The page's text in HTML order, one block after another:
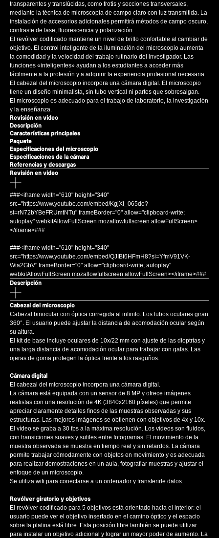
transparentes y translúcidas, como frotis y secciones transversales,
mediante la técnica de microscopía de campo claro con luz transmitida. La
instalación de accesorios adicionales permitirá métodos de campo oscuro,
contraste de fase, fluorescencia y polarización.
El revólver codificado mantiene un nivel de brillo confortable al cambiar de
objetivo. El control inteligente de la iluminación del microscopio aumenta
la comodidad y la velocidad del trabajo rutinario del investigador. Las
funciones «inteligentes» ayudan a los estudiantes a acceder más
fácilmente a la profesión y a adquirir la experiencia profesional necesaria.
El cabezal del microscopio incorpora una cámara digital. El microscopio
tiene un diseño minimalista, sin tubo vertical ni partes que sobresalgan.
El microscopio es adecuado para el trabajo de laboratorio, la investigación
y la enseñanza.
Revisión en video
Descripción
Características principales
Paquete
Especificaciones del microscopio
Especificaciones de la cámara
Referencias y descargas
Revisión en video
###<iframe width="610" height="340"
src="https://www.youtube.com/embed/KgjXI_065do?
si=rN72bYBeFRUmtNTu" frameBorder="0" allow="clipboard-write;
autoplay" webkitAllowFullScreen mozallowfullscreen allowFullScreen>
</iframe>###
###<iframe width="610" height="340"
src="https://www.youtube.com/embed/QJIBt6HFmH8?si=YfmV91VK-
Wta2GbV" frameBorder="0" allow="clipboard-write; autoplay"
webkitAllowFullScreen mozallowfullscreen allowFullScreen></iframe>###
Descripción
Cabezal del microscopio
Cabezal binocular con óptica corregida al infinito. Los tubos oculares giran
360°. El usuario puede ajustar la distancia de acomodación ocular según
su altura.
El kit de base incluye oculares de 10x/22 mm con ajuste de las dioptrías y
una larga distancia de acomodación ocular para trabajar con gafas. Las
ojeras de goma protegen la óptica frente a los rasguños.
Cámara digital
El cabezal del microscopio incorpora una cámara digital.
La cámara está equipada con un sensor de 8 MP y ofrece imágenes
realistas con una resolución de 4K (3840x2160 píxeles) que permite
apreciar claramente detalles finos de las muestras observadas y sus
estructuras. Las mejores imágenes se obtienen con objetivos de 4x y 10x.
El vídeo se graba a 30 fps a la máxima resolución. Los vídeos son fluidos,
con transiciones suaves y sutiles entre fotogramas. El movimiento de la
muestra observada se muestra en tiempo real y sin retardos. La cámara
permite trabajar cómodamente con objetos en movimiento y es adecuada
para realizar demostraciones en un aula, fotografiar muestras y ajustar el
enfoque de un microscopio.
Se utiliza wifi para conectarse a un ordenador y transferirle datos.
Revólver giratorio y objetivos
El revólver codificado para 5 objetivos está orientado hacia el interior: el
usuario puede ver el objetivo insertado en el camino óptico y el espacio
sobre la platina está libre. Esta posición libre también se puede utilizar
para instalar un objetivo adicional y lograr un mayor poder de aumento. La